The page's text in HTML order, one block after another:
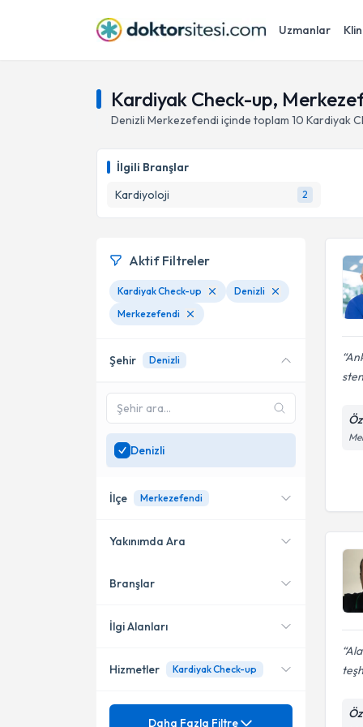
Uzmanlar
Kardiyak Check-up,
Denizli Merkezefendi içinde toplam 10 Kardiyak
İlgili Branşlar
Kardiyoloji
2
Aktif Filtreler
Kardiyak Check-up
Denizli
Merkezefendi
Şehir Denizli
Denizli
İlçe Merkezefendi
Merkezefendi
Yakınımda Ara
Konumuma yakın uzmanları
Branşlar
Kardiyoloji
İlgi Alanları
24 Saatlik Ambulatuar
Hizmetler Kardiyak Check-up
Mezuniyet
Daha Fazla Filtre